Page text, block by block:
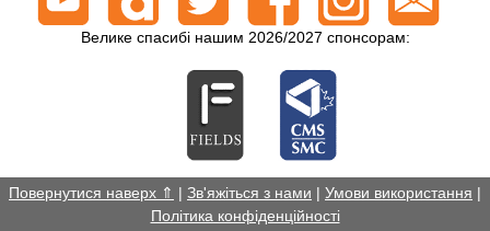
Велике спасибі нашим 2026/2027 спонсорам:
Повернутися наверх ⇑ | Зв'яжіться з нами | Умови використання |
Політика конфіденційності